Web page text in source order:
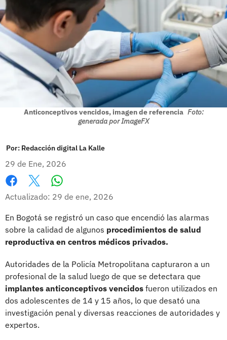
Anticonceptivos vencidos, imagen de referencia Foto:
generada por ImageFX
Por: Redacción digital La Kalle
29 de Ene, 2026
Facebook
X
Actualizado: 29 de ene, 2026
En Bogotá se registró un caso que encendió las alarmas
sobre la calidad de algunos procedimientos de salud
reproductiva en centros médicos privados.
Autoridades de la Policía Metropolitana capturaron a un
profesional de la salud luego de que se detectara que
implantes anticonceptivos vencidos fueron utilizados en
dos adolescentes de 14 y 15 años, lo que desató una
investigación penal y diversas reacciones de autoridades y
expertos.